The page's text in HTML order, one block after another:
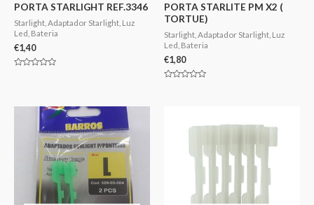
PORTA STARLIGHT REF.3346
Starlight, Adaptador Starlight, Luz
Led, Bateria
€1,40
PORTA STARLITE PM X2 (
TORTUE)
Starlight, Adaptador Starlight, Luz
Led, Bateria
€1,80